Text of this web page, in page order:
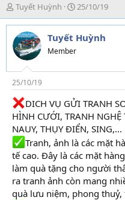
T
h
r
e
a
d
s
t
a
r
t
e
r
Tuyết Huỳnh
N
g
à
y
i
25/10/19
Tuyết Huỳnh
Member
25/10/19
DICH VỤ GỬI TRANH
HÌNH CƯỚI, TRANH
NAUY, THỤY ĐIỂN, SING,...
Tranh, ảnh là các mặt
tế cao. Đây là các mặt
làm quà tặng cho người
ra tranh ảnh còn mang
quà lưu niệm, phong thuỷ,